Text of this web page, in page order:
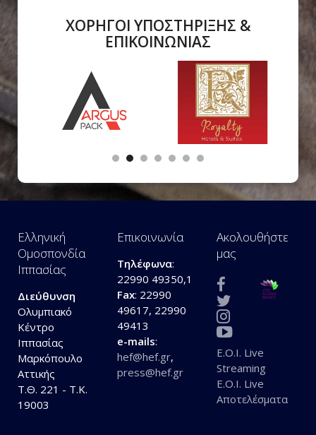
ΧΟΡΗΓΟΙ ΥΠΟΣΤΗΡΙΞΗΣ &
ΕΠΙΚΟΙΝΩΝΙΑΣ
Ελληνική
Ομοσπονδία
Ιππασίας
Διεύθυνση
Ολυμπιακό
Κέντρο
Ιππασίας
Μαρκόπουλο
Αττικής
Τ.Θ. 221 - Τ.Κ.
19003
Επικοινωνία
Τηλέφωνα:
22990 49350,1
Fax: 22990
49617, 22990
49413
e-mails:
hef@hef.gr,
press@hef.gr
Ακολουθήστε
μας
E.O.I. Live
Streaming
E.O.I. Live
Αποτελέσματα